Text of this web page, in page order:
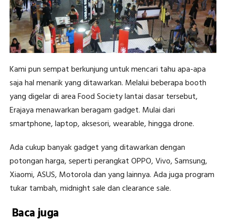
Kami pun sempat berkunjung untuk mencari tahu apa-apa
saja hal menarik yang ditawarkan. Melalui beberapa booth
yang digelar di area Food Society lantai dasar tersebut,
Erajaya menawarkan beragam gadget. Mulai dari
smartphone, laptop, aksesori, wearable, hingga drone.
Ada cukup banyak gadget yang ditawarkan dengan
potongan harga, seperti perangkat OPPO, Vivo, Samsung,
Xiaomi, ASUS, Motorola dan yang lainnya. Ada juga program
tukar tambah, midnight sale dan clearance sale.
Baca juga